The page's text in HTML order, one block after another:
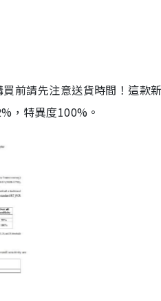
前請先注意送貨時間！這款
，特異度100%。